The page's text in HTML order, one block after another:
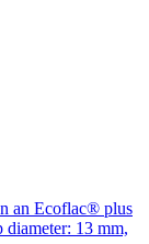
an Ecoflac® plus
diameter: 13 mm,